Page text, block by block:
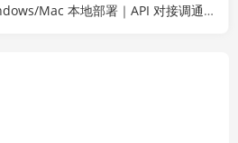
对接调通｜Skill 自制｜漫剧剪辑｜网站 VR 项目｜AI项目落地全教程